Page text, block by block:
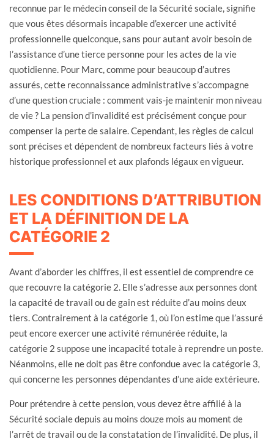
reconnue par le médecin conseil de la Sécurité sociale, signifie
que vous êtes désormais incapable d’exercer une activité
professionnelle quelconque, sans pour autant avoir besoin de
l’assistance d’une tierce personne pour les actes de la vie
quotidienne. Pour Marc, comme pour beaucoup d’autres
assurés, cette reconnaissance administrative s’accompagne
d’une question cruciale : comment vais-je maintenir mon niveau
de vie ? La pension d’invalidité est précisément conçue pour
compenser la perte de salaire. Cependant, les règles de calcul
sont précises et dépendent de nombreux facteurs liés à votre
historique professionnel et aux plafonds légaux en vigueur.
LES CONDITIONS D’ATTRIBUTION
ET LA DÉFINITION DE LA
CATÉGORIE 2
Avant d’aborder les chiffres, il est essentiel de comprendre ce
que recouvre la catégorie 2. Elle s’adresse aux personnes dont
la capacité de travail ou de gain est réduite d’au moins deux
tiers. Contrairement à la catégorie 1, où l’on estime que l’assuré
peut encore exercer une activité rémunérée réduite, la
catégorie 2 suppose une incapacité totale à reprendre un poste.
Néanmoins, elle ne doit pas être confondue avec la catégorie 3,
qui concerne les personnes dépendantes d’une aide extérieure.
Pour prétendre à cette pension, vous devez être affilié à la
Sécurité sociale depuis au moins douze mois au moment de
l’arrêt de travail ou de la constatation de l’invalidité. De plus, il